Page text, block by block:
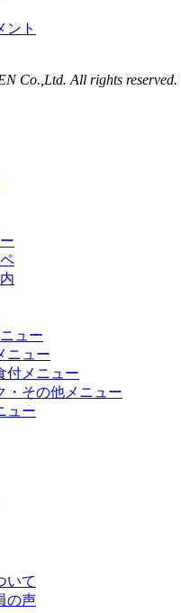
ント
Co.,Ltd. All rights reserved.
ュー
ニュー
付メニュー
・その他メニュー
ュー
いて
の声